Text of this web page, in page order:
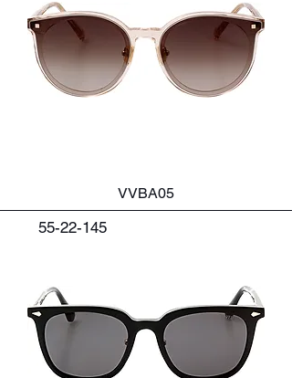
VVBA05
55-22-145